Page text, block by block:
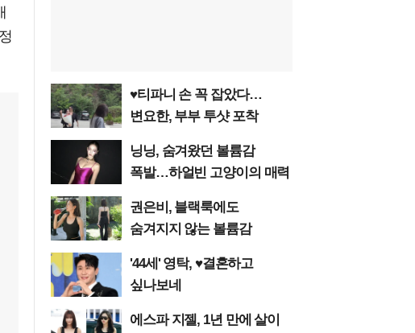
♥티파니 손 꼭 잡았다…
변요한, 부부 투샷 포착
닝닝, 숨겨왔던 볼륨감
폭발…하얼빈 고양이의 매력
권은비, 블랙룩에도
숨겨지지 않는 볼륨감
'44세' 영탁, ♥결혼하고
싶나보네
에스파 지젤, 1년 만에 살이